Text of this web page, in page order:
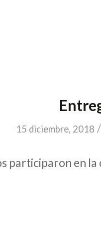
15 diciembre, 2018 /
participaron en